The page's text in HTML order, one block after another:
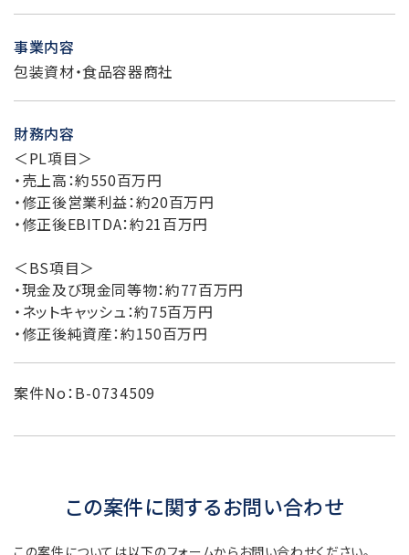
事業内容
包装資材・食品容器商社
財務内容
＜PL項目＞
・売上高：約550百万円
・修正後営業利益：約20百万円
・修正後EBITDA：約21百万円
＜BS項目＞
・現金及び現金同等物：約77百万円
・ネットキャッシュ：約75百万円
・修正後純資産：約150百万円
案件No：B-0734509
この案件に関するお問い合わせ
この案件については以下のフォームからお問い合わせください。